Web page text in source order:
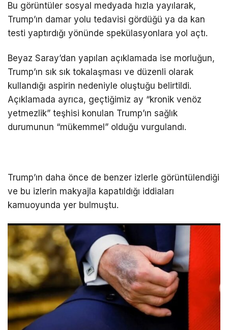
Bu görüntüler sosyal medyada hızla yayılarak,
Trump’ın damar yolu tedavisi gördüğü ya da kan
testi yaptırdığı yönünde spekülasyonlara yol açtı.
Beyaz Saray’dan yapılan açıklamada ise morluğun,
Trump’ın sık sık tokalaşması ve düzenli olarak
kullandığı aspirin nedeniyle oluştuğu belirtildi.
Açıklamada ayrıca, geçtiğimiz ay “kronik venöz
yetmezlik” teşhisi konulan Trump’ın sağlık
durumunun “mükemmel” olduğu vurgulandı.
Trump’ın daha önce de benzer izlerle görüntülendiği
ve bu izlerin makyajla kapatıldığı iddiaları
kamuoyunda yer bulmuştu.